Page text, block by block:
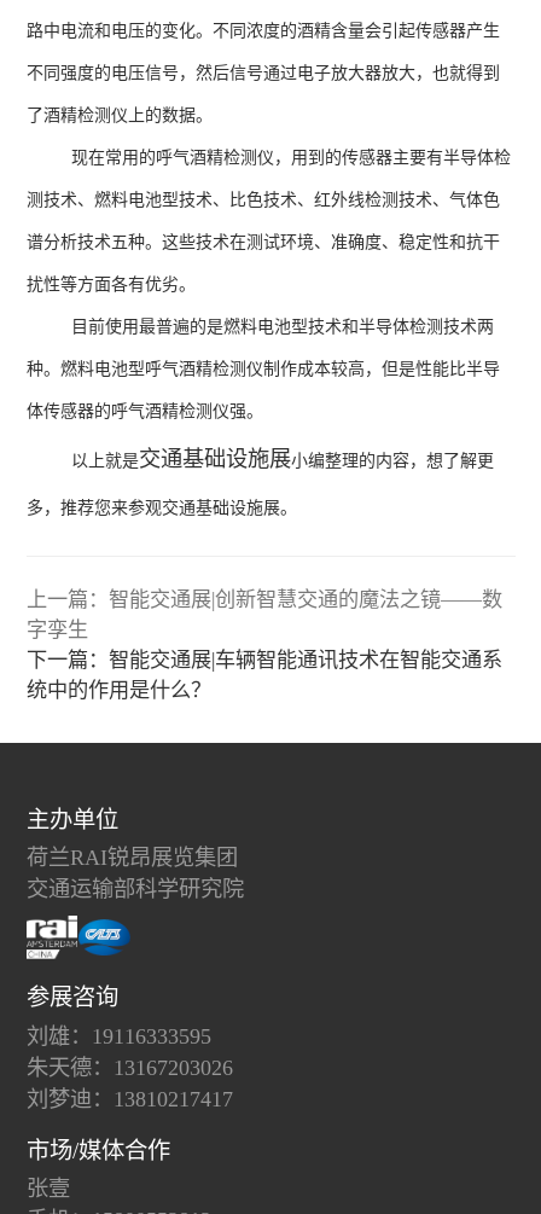
路中电流和电压的变化。不同浓度的酒精含量会引起传感器产生
不同强度的电压信号，然后信号通过电子放大器放大，也就得到
了酒精检测仪上的数据。
现在常用的呼气酒精检测仪，用到的传感器主要有半导体检
测技术、燃料电池型技术、比色技术、红外线检测技术、气体色
谱分析技术五种。这些技术在测试环境、准确度、稳定性和抗干
扰性等方面各有优劣。
目前使用最普遍的是燃料电池型技术和半导体检测技术两
种。燃料电池型呼气酒精检测仪制作成本较高，但是性能比半导
体传感器的呼气酒精检测仪强。
以上就是交通基础设施展小编整理的内容，想了解更
多，推荐您来参观交通基础设施展。
上一篇：智能交通展|创新智慧交通的魔法之镜——数
字孪生
下一篇：智能交通展|车辆智能通讯技术在智能交通系
统中的作用是什么？
主办单位
荷兰RAI锐昂展览集团
交通运输部科学研究院
参展咨询
刘雄：19116333595
朱天德：13167203026
刘梦迪：13810217417
市场/媒体合作
张壹